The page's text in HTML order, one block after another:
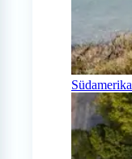
Südamerika